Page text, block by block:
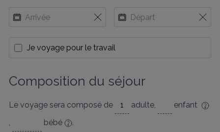
Je voyage pour le travail
Composition du séjour
Le voyage sera composé de adulte,
enfant
,
bébé .